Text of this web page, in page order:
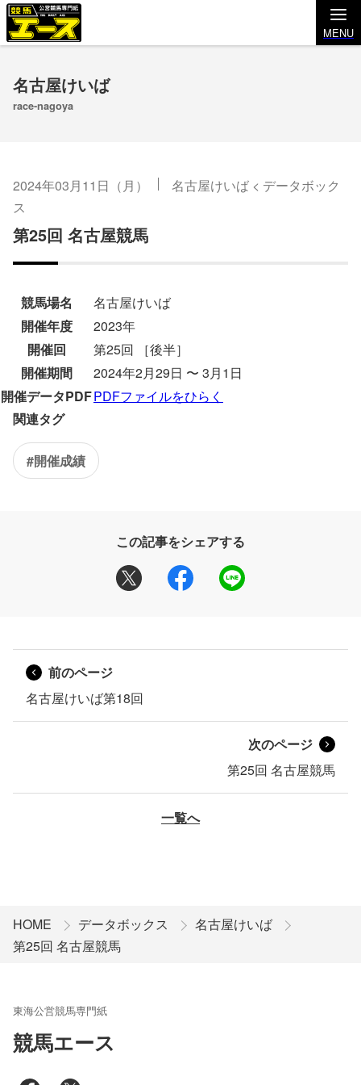
MENU
名古屋けいば
race-nagoya
2024年03月11日（月） 名古屋けいば < データボック
ス
第25回 名古屋競馬
競馬場名
名古屋けいば
開催年度
2023年
開催回
第25回 ［後半］
開催期間
2024年2月29日 〜 3月1日
開催データPDFPDFファイルをひらく
関連タグ
#開催成績
この記事をシェアする
前のページ
名古屋けいば第18回
次のページ
第25回 名古屋競馬
一覧へ
HOME データボックス
名古屋けいば
第25回 名古屋競馬
東海公営競馬専門紙
競馬エース